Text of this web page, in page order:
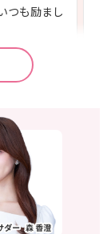
つも励まし
カウンセラ
できまし
こから絞っ
んだ会話
すごく良か